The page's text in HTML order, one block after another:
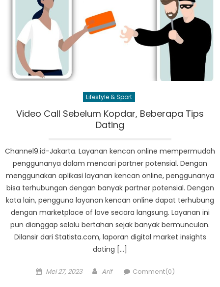
Lifestyle & Sport
Video Call Sebelum Kopdar, Beberapa Tips
Dating
Channel9.id-Jakarta. Layanan kencan online mempermudah
penggunanya dalam mencari partner potensial. Dengan
menggunakan aplikasi layanan kencan online, penggunanya
bisa terhubungan dengan banyak partner potensial. Dengan
kata lain, pengguna layanan kencan online dapat terhubung
dengan marketplace of love secara langsung. Layanan ini
pun dianggap selalu bertahan sejak banyak bermunculan.
Dilansir dari Statista.com, laporan digital market insights
dating […]
Posted
Mei 27, 2023 Author
Arif Comment(0)